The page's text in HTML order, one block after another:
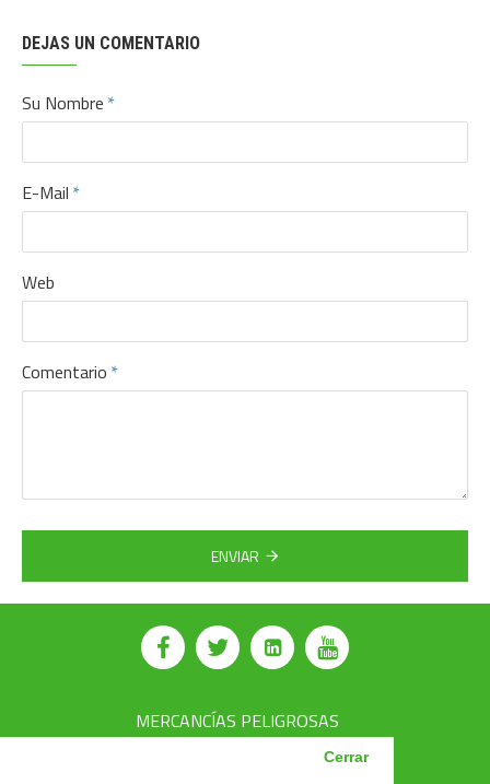
Cerrar
DEJAS UN COMENTARIO
Su Nombre
E-Mail
Web
Comentario
ENVIAR
MERCANCÍAS PELIGROSAS